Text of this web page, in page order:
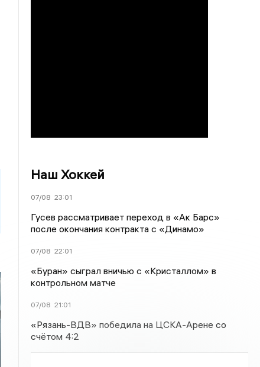
Наш Хоккей
07/08 23:01
Гусев рассматривает переход в «Ак Барс»
после окончания контракта с «Динамо»
07/08 22:01
«Буран» сыграл вничью с «Кристаллом» в
контрольном матче
07/08 21:01
«Рязань-ВДВ» победила на ЦСКА-Арене со
счётом 4:2